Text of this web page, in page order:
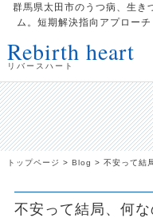
群馬県太田市のうつ病、生き
ム。短期解決指向アプロー
Rebirth heart
リバースハート
トップページ > Blog > 不安って結
不安って結局、何な